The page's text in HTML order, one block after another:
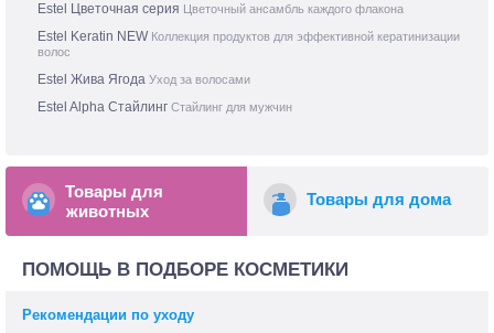
Estel Цветочная серия Цветочный ансамбль каждого флакона
Estel Keratin NEW Коллекция продуктов для эффективной кератинизации
волос
Estel Жива Ягода Уход за волосами
Estel Alpha Стайлинг Стайлинг для мужчин
Товары для
животных
Товары для дома
ПОМОЩЬ В ПОДБОРЕ КОСМЕТИКИ
Рекомендации по уходу